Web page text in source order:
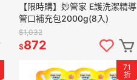
【限時購】妙管家 E護洗潔精導
管口補充包2000g(8入)
$1,032
$872
71
折